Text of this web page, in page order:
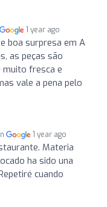
1 year ago
boa surpresa em A
as peças são
muito fresca e
vale a pena pelo
1 year ago
Materia
ha sido una
cuando